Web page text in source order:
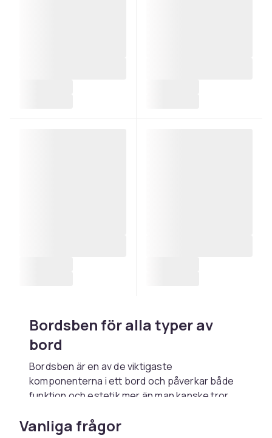
Bordsben för alla typer av
bord
Bordsben är en av de viktigaste
komponenterna i ett bord och påverkar både
funktion och estetik mer än man kanske tror.
grunden eller vill ge ett gammalt bord ett nytt
Vanliga frågor